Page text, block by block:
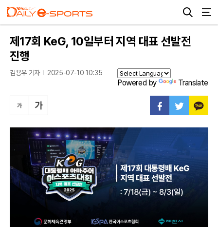
제17회 KeG, 10일부터 지역 대표 선발전
진행
김용우 기자 2025-07-10 10:35
Powered by Translate